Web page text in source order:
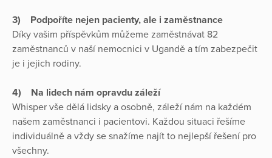
3)
Podpoříte nejen pacienty, ale i zaměstnance
Díky vašim příspěvkům můžeme zaměstnávat 82
zaměstnanců v naší nemocnici v Ugandě a tím zabezpečit
je i jejich rodiny.
4)
Na lidech nám opravdu záleží
Whisper vše dělá lidsky a osobně, záleží nám na každém
našem zaměstnanci i pacientovi. Každou situaci řešíme
individuálně a vždy se snažíme najít to nejlepší řešení pro
všechny.